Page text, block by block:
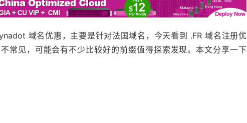
域名优惠，主要是针对法国域名，今天看到 .FR 域名注册优
常见，可能会有不少比较好的前缀值得探索发现。本文分享一下